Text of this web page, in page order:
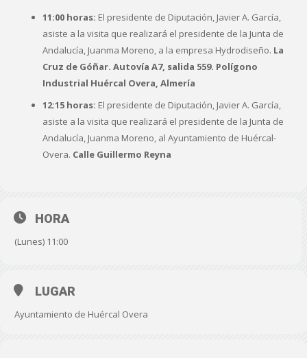
11:00 horas: El presidente de Diputación, Javier A. García,
asiste a la visita que realizará el presidente de la Junta de
Andalucía, Juanma Moreno, a la empresa Hydrodiseño. La
Cruz de Góñar. Autovía A7, salida 559. Polígono
Industrial Huércal Overa, Almería
12:15 horas: El presidente de Diputación, Javier A. García,
asiste a la visita que realizará el presidente de la Junta de
Andalucía, Juanma Moreno, al Ayuntamiento de Huércal-
Overa. Calle Guillermo Reyna
HORA
(Lunes) 11:00
LUGAR
Ayuntamiento de Huércal Overa